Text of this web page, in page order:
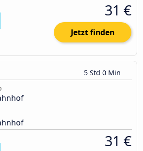
31 €
Jetzt finden
5 Std 0 Min
31 €